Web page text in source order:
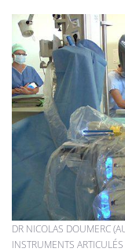
DR NICOLAS DOUMERC
INSTRUMENTS